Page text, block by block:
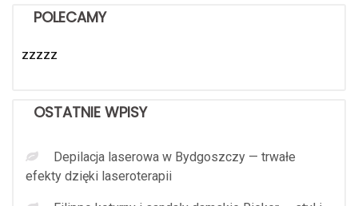
POLECAMY
zzzzz
OSTATNIE WPISY
Depilacja laserowa w Bydgoszczy — trwałe
efekty dzięki laseroterapii